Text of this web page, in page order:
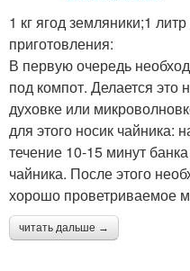
1 кг ягод земляники;1
приготовления:
В первую очередь
под компот. Делается это
духовке или
для этого носик чайника:
течение 10-15 минут
чайника. После этого
хорошо проветриваемое
читать дальше →